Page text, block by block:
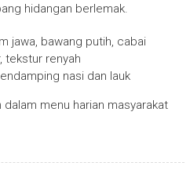
hidangan berlemak.
jawa, bawang putih, cabai
tekstur renyah
nasi dan lauk
menu harian masyarakat